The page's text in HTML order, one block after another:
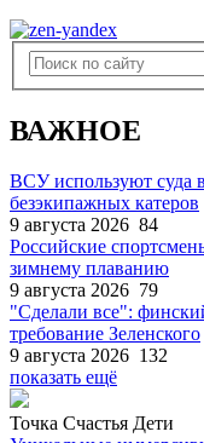
ВАЖНОЕ
ВСУ используют суда
безэкипажных катеров
9 августа 2026 84
Российские
зимнему плаванию
9 августа 2026 79
"Сделали все":
требование Зеленского
9 августа 2026 132
показать ещё
Точка Счастья Дети